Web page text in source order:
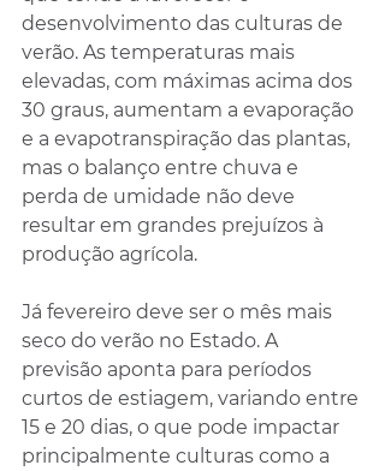
desenvolvimento das culturas de
verão. As temperaturas mais
elevadas, com máximas acima dos
30 graus, aumentam a evaporação
e a evapotranspiração das plantas,
mas o balanço entre chuva e
perda de umidade não deve
resultar em grandes prejuízos à
produção agrícola.
Já fevereiro deve ser o mês mais
seco do verão no Estado. A
previsão aponta para períodos
curtos de estiagem, variando entre
15 e 20 dias, o que pode impactar
principalmente culturas como a